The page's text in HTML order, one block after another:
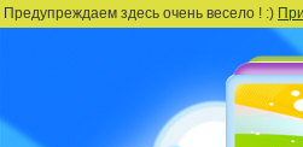
Предупреждаем здесь очень весело ! :)